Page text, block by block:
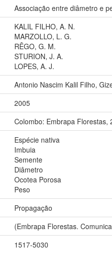
Associação entre diâmetro e
KALIL FILHO, A. N.
MARZOLLO, L. G.
RÊGO, G. M.
STURION, J. A.
LOPES, A. J.
Antonio Nascim Kalil Filho,
2005
Colombo: Embrapa Florestas,
Espécie nativa
Imbuia
Semente
Diâmetro
Ocotea Porosa
Peso
Propagação
(Embrapa Florestas.
1517-5030